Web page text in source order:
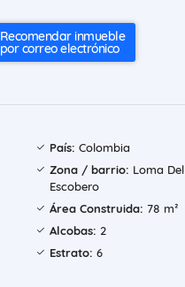
Recomendar inmueble
por correo electrónico
País: Colombia
Zona / barrio: Loma Del
Escobero
Área Construida: 78 m²
Alcobas: 2
Estrato: 6